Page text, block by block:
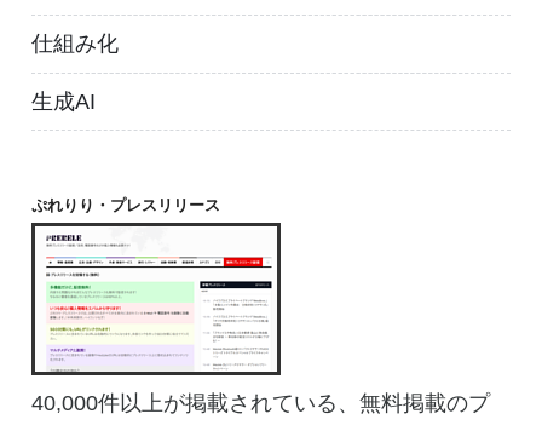
仕組み化
生成AI
ぷれりり・プレスリリース
40,000件以上が掲載されている、無料掲載のプ